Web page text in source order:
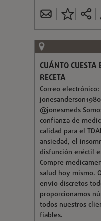
CUÁNTO
RECETA
Correo electrónico:
@jonesmeds
confianza de
calidad para el
ansiedad, el
disfunción eréctil
Compre
salud hoy mismo.
envío discretos
proporcionamos
todos nuestros
fiables.